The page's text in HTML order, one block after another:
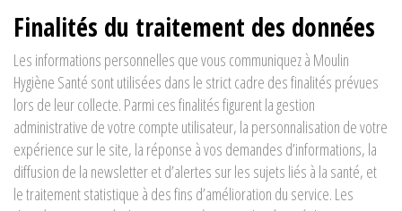
Finalités du traitement des données
Les informations personnelles que vous communiquez à Moulin
Hygiène Santé sont utilisées dans le strict cadre des finalités prévues
lors de leur collecte. Parmi ces finalités figurent la gestion
administrative de votre compte utilisateur, la personnalisation de votre
expérience sur le site, la réponse à vos demandes d’informations, la
diffusion de la newsletter et d’alertes sur les sujets liés à la santé, et
le traitement statistique à des fins d’amélioration du service. Les